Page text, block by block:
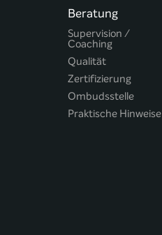
Beratung
Supervision /
Coaching
Qualität
Zertifizierung
Ombudsstelle
Praktische Hinweise